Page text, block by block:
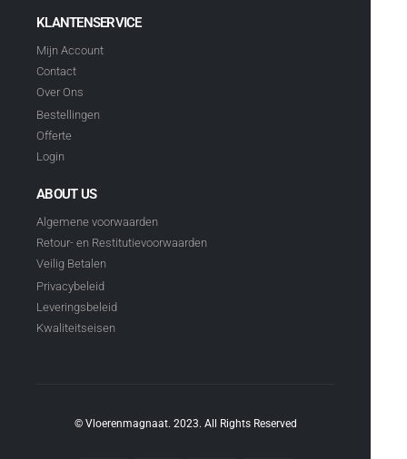
KLANTENSERVICE
Mijn Account
Contact
Over Ons
Bestellingen
Offerte
Login
ABOUT US
Algemene voorwaarden
Retour- en Restitutievoorwaarden
Veilig Betalen
Privacybeleid
Leveringsbeleid
Kwaliteitseisen
© Vloerenmagnaat. 2023. All Rights Reserved